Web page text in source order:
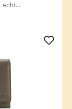
echt...